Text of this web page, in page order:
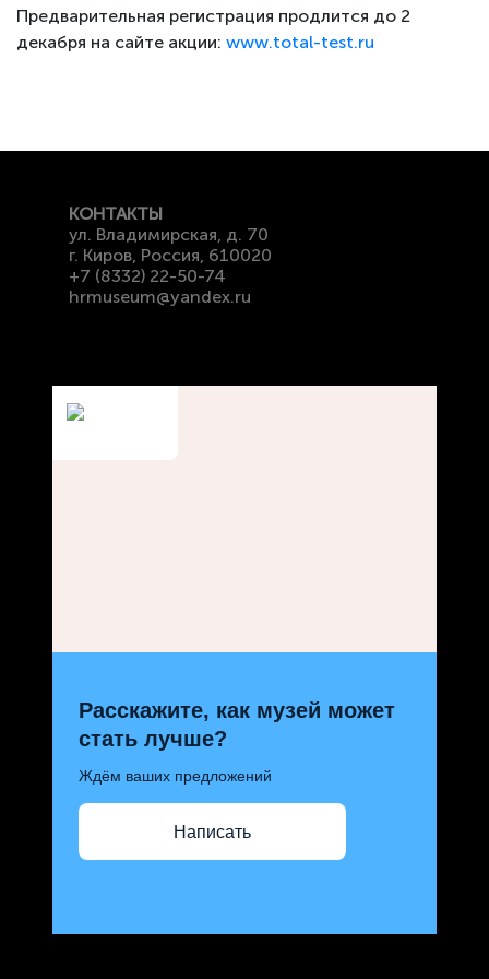
Предварительная регистрация продлится до 2
декабря на сайте акции: www.total-test.ru
КОНТАКТЫ
ул. Владимирская, д. 70
г. Киров, Россия, 610020
+7 (8332) 22-50-74
hrmuseum@yandex.ru
Расскажите, как музей может
стать лучше?
Ждём ваших предложений
Написать